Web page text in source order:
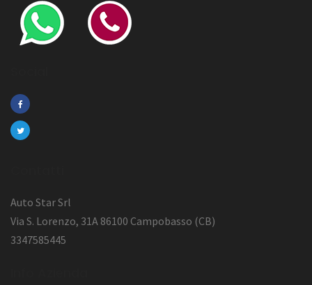
Auto Star Srl
Via S. Lorenzo, 31A 86100 Campobasso (CB)
3347585445